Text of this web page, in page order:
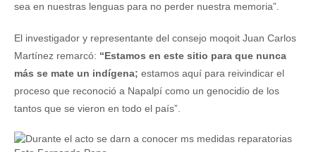
sea en nuestras lenguas para no perder nuestra memoria”.
El investigador y representante del consejo moqoit Juan Carlos
Martínez remarcó: “Estamos en este sitio para que nunca
más se mate un indígena; estamos aquí para reivindicar el
proceso que reconoció a Napalpí como un genocidio de los
tantos que se vieron en todo el país”.